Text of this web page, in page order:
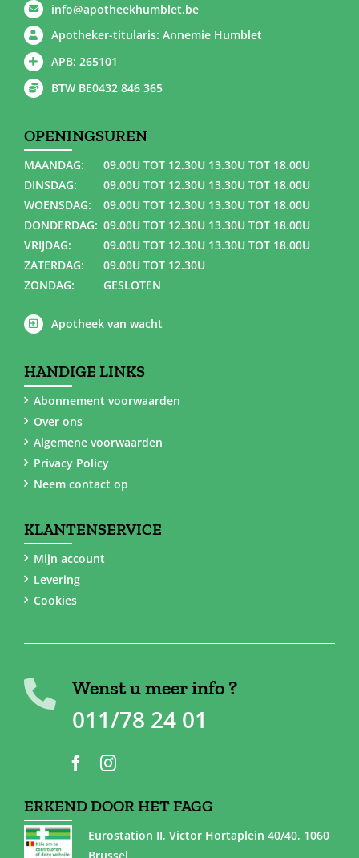
info@apotheekhumblet.be
Apotheker-titularis: Annemie Humblet
APB: 265101
BTW BE0432 846 365
OPENINGSUREN
MAANDAG:
09.00U TOT 12.30U 13.30U TOT 18.00U
DINSDAG:
09.00U TOT 12.30U 13.30U TOT 18.00U
WOENSDAG:
09.00U TOT 12.30U 13.30U TOT 18.00U
DONDERDAG: 09.00U TOT 12.30U 13.30U TOT 18.00U
VRIJDAG:
09.00U TOT 12.30U 13.30U TOT 18.00U
ZATERDAG:
09.00U TOT 12.30U
ZONDAG:
GESLOTEN
Apotheek van wacht
HANDIGE LINKS
Abonnement voorwaarden
Over ons
Algemene voorwaarden
Privacy Policy
Neem contact op
KLANTENSERVICE
Mijn account
Levering
Cookies
Wenst u meer info ?
011/78 24 01
ERKEND DOOR HET FAGG
Eurostation II, Victor Hortaplein 40/40, 1060
Brussel